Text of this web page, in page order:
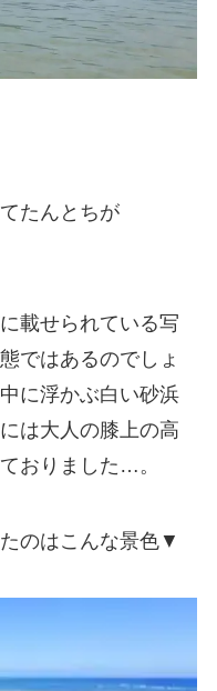
たんとちが
載せられている写
ではあるのでしょ
に浮かぶ白い砂浜
は大人の膝上の高
おりました…。
のはこんな景色▼